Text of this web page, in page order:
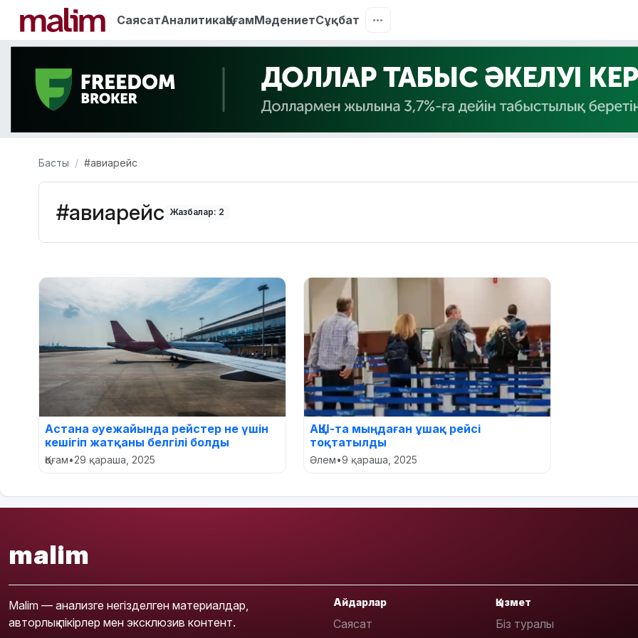
СаясатАналитикаҚоғамМәдениетСұқбат
Басты #авиарейс
#авиарейс Жазбалар: 2
Астана әуежайында рейстер не үшін
кешігіп жатқаны белгілі болды
Қоғам•29 қараша, 2025
АҚШ-та мыңдаған ұшақ рейсі
тоқтатылды
Әлем•9 қараша, 2025
malim
Malim — анализге негізделген материалдар,
авторлық пікірлер мен эксклюзив контент.
Айдарлар
Саясат
Қызмет
Біз туралы